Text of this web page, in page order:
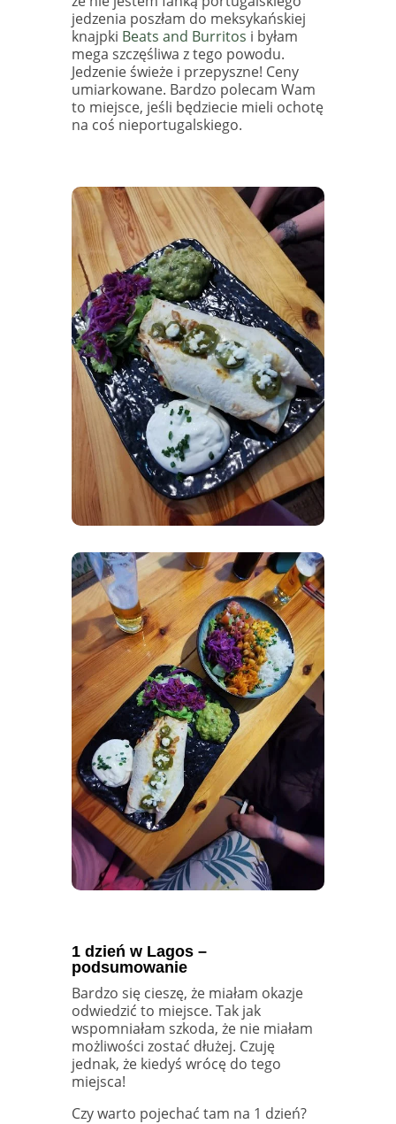
jedzenia poszłam do meksykańskiej
knajpki Beats and Burritos i byłam
mega szczęśliwa z tego powodu.
Jedzenie świeże i przepyszne! Ceny
umiarkowane. Bardzo polecam Wam
to miejsce, jeśli będziecie mieli ochotę
na coś nieportugalskiego.
1 dzień w Lagos –
podsumowanie
Bardzo się cieszę, że miałam okazje
odwiedzić to miejsce. Tak jak
wspomniałam szkoda, że nie miałam
możliwości zostać dłużej. Czuję
jednak, że kiedyś wrócę do tego
miejsca!
Czy warto pojechać tam na 1 dzień?